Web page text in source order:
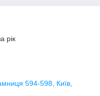
рік
594-598, Київ,